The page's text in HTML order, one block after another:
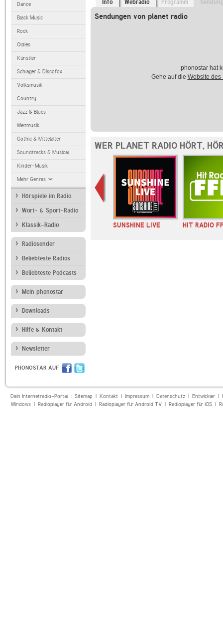
Dance
Black Music
Rock
Oldies
Künstler
Schlager & Discofox
Volksmusik
Country
Jazz & Blues
Weltmusik
Gothic & Mittelalter
Soundtracks & Musical
Kinder-Musik
Mehr Genres
Hörspiele im Radio
Wort- & Sport-Radio
Klassik-Radio
Radiosender
Beliebteste Radios
Beliebteste Podcasts
Mein phonostar
Downloads
Hilfe & Kontakt
Newsletter
PHONOSTAR AUF
Info Webradio Programm
Sendungen von planet radio
phonostar hat
Gehe auf die Website des
WER PLANET RADIO HÖRT,
BAYERN planet radio livecharts SUNSHINE LIVE HIT RADIO
Dein Internetradio-Portal : Sitemap| Kontakt| Impressum| Datenschutz| Entwickler|
Windows| Radioplayer für Android| Radioplayer für Android TV| Radioplayer für iOS|